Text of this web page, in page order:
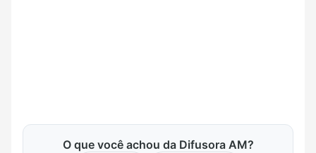
O que você achou da Difusora AM?